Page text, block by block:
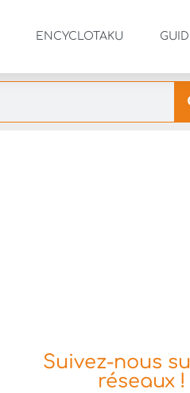
ENCYCLOTAKU
Suivez-nous
réseaux !